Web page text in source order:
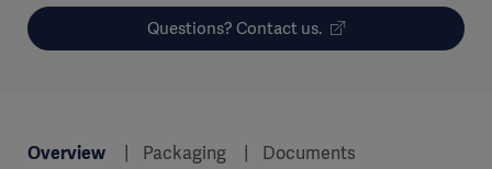
Questions? Contact us.
Overview Packaging Documents